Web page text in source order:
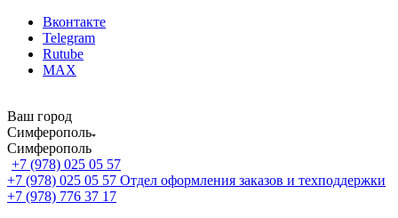
Вконтакте
Telegram
Rutube
MAX
Ваш город
Симферополь
Симферополь
+7 (978) 025 05 57
+7 (978) 025 05 57 Отдел оформления заказов и техподдержки
+7 (978) 776 37 17